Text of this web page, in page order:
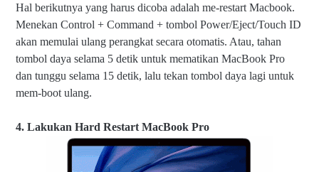
Hal berikutnya yang harus dicoba adalah me-restart Macbook.
Menekan Control + Command + tombol Power/Eject/Touch ID
akan memulai ulang perangkat secara otomatis. Atau, tahan
tombol daya selama 5 detik untuk mematikan MacBook Pro
dan tunggu selama 15 detik, lalu tekan tombol daya lagi untuk
mem-boot ulang.
4. Lakukan Hard Restart MacBook Pro